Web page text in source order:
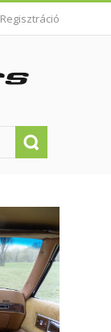
Regisztráció